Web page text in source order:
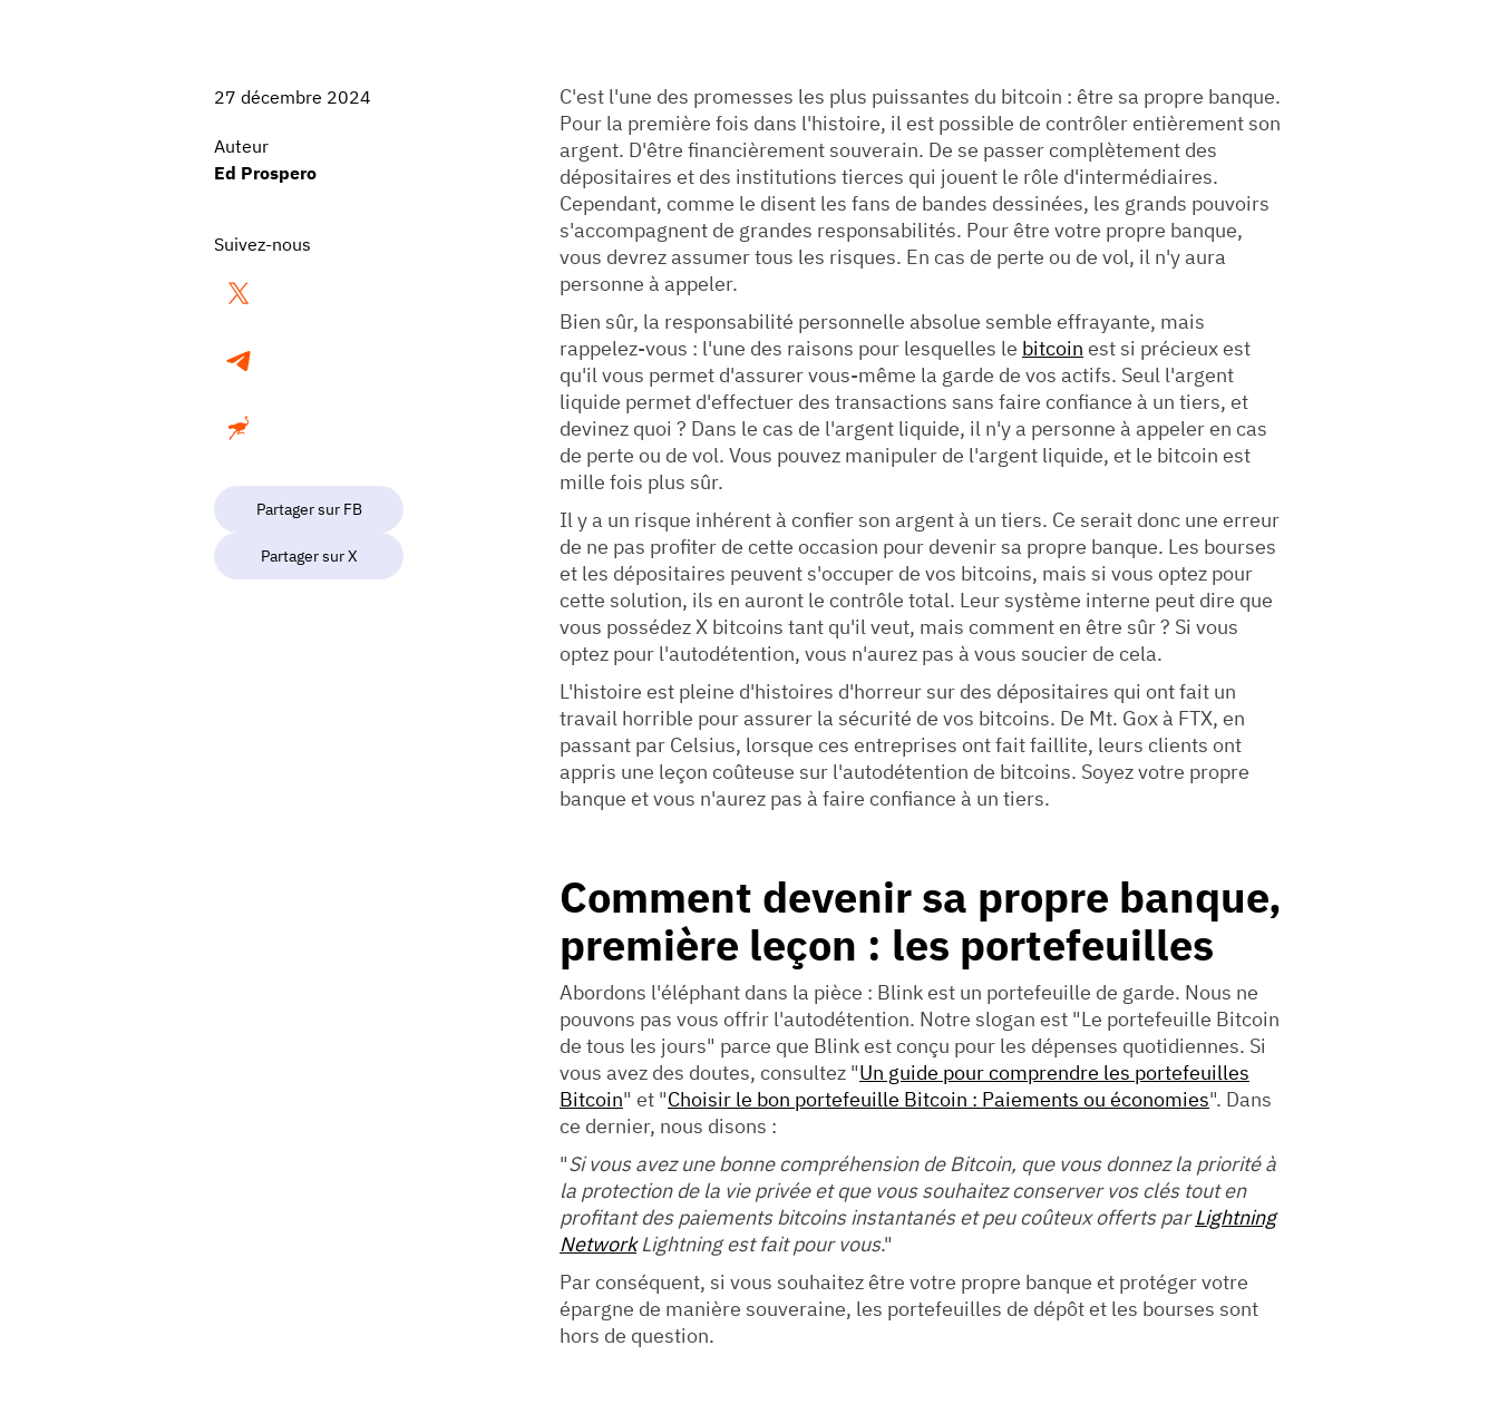
27 décembre 2024
Auteur
Ed Prospero
Suivez-nous
Partager sur FB
Partager sur X
C'est l'une des promesses les plus puissantes du bitcoin : être sa propre banque.
Pour la première fois dans l'histoire, il est possible de contrôler entièrement son
argent. D'être financièrement souverain. De se passer complètement des
dépositaires et des institutions tierces qui jouent le rôle d'intermédiaires.
Cependant, comme le disent les fans de bandes dessinées, les grands pouvoirs
s'accompagnent de grandes responsabilités. Pour être votre propre banque,
vous devrez assumer tous les risques. En cas de perte ou de vol, il n'y aura
personne à appeler.
Bien sûr, la responsabilité personnelle absolue semble effrayante, mais
rappelez-vous : l'une des raisons pour lesquelles le bitcoin est si précieux est
qu'il vous permet d'assurer vous-même la garde de vos actifs. Seul l'argent
liquide permet d'effectuer des transactions sans faire confiance à un tiers, et
devinez quoi ? Dans le cas de l'argent liquide, il n'y a personne à appeler en cas
de perte ou de vol. Vous pouvez manipuler de l'argent liquide, et le bitcoin est
mille fois plus sûr.
Il y a un risque inhérent à confier son argent à un tiers. Ce serait donc une erreur
de ne pas profiter de cette occasion pour devenir sa propre banque. Les bourses
et les dépositaires peuvent s'occuper de vos bitcoins, mais si vous optez pour
cette solution, ils en auront le contrôle total. Leur système interne peut dire que
vous possédez X bitcoins tant qu'il veut, mais comment en être sûr ? Si vous
optez pour l'autodétention, vous n'aurez pas à vous soucier de cela.
L'histoire est pleine d'histoires d'horreur sur des dépositaires qui ont fait un
travail horrible pour assurer la sécurité de vos bitcoins. De Mt. Gox à FTX, en
passant par Celsius, lorsque ces entreprises ont fait faillite, leurs clients ont
appris une leçon coûteuse sur l'autodétention de bitcoins. Soyez votre propre
banque et vous n'aurez pas à faire confiance à un tiers.
Comment devenir sa propre banque,
première leçon : les portefeuilles
Abordons l'éléphant dans la pièce : Blink est un portefeuille de garde. Nous ne
pouvons pas vous offrir l'autodétention. Notre slogan est "Le portefeuille Bitcoin
de tous les jours" parce que Blink est conçu pour les dépenses quotidiennes. Si
vous avez des doutes, consultez "Un guide pour comprendre les portefeuilles
Bitcoin" et "Choisir le bon portefeuille Bitcoin : Paiements ou économies". Dans
ce dernier, nous disons :
"Si vous avez une bonne compréhension de Bitcoin, que vous donnez la priorité à
la protection de la vie privée et que vous souhaitez conserver vos clés tout en
profitant des paiements bitcoins instantanés et peu coûteux offerts parLightning
NetworkLightning est fait pour vous."
Par conséquent, si vous souhaitez être votre propre banque et protéger votre
épargne de manière souveraine, les portefeuilles de dépôt et les bourses sont
hors de question.